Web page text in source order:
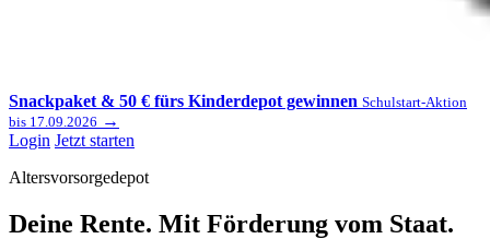
Snackpaket & 50 € fürs Kinderdepot gewinnen Schulstart-Aktion
bis 17.09.2026 →
Login Jetzt starten
Altersvorsorgedepot
Deine Rente. Mit Förderung vom Staat.